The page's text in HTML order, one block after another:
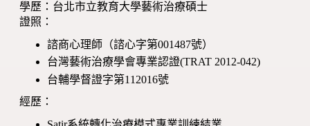
學歷：台北市立教育大學藝術治療碩士
證照：
諮商心理師（諮心字第001487號）
台灣藝術治療學會專業認證(TRAT 2012-042)
台輔學督證字第112016號
經歷：